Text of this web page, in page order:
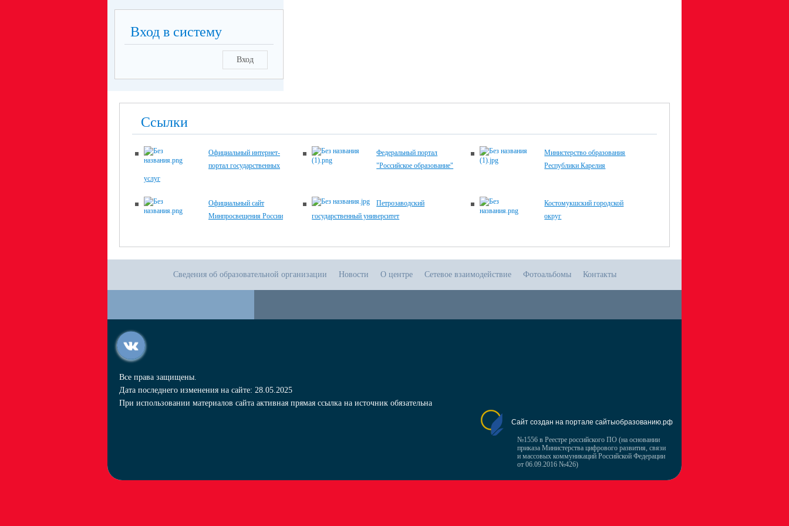
Вход в систему
Вход
Ссылки
Официальный интернет-
портал государственных
услуг
Федеральный портал
"Российское образование"
Министерство образования
Республики Карелия
Официальный сайт
Минпросвещения России
Петрозаводский
государственный университет
Костомукшский городской
округ
Сведения об образовательной организации Новости О центре Сетевое взаимодействие Фотоальбомы Контакты
Все права защищены.
Дата последнего изменения на сайте: 28.05.2025
При использовании материалов сайта активная прямая ссылка на источник обязательна
Сайт создан на портале сайтыобразованию.рф
№1556 в Реестре российского ПО (на основании
приказа Министерства цифрового развития, связи
и массовых коммуникаций Российской Федерации
от 06.09.2016 №426)